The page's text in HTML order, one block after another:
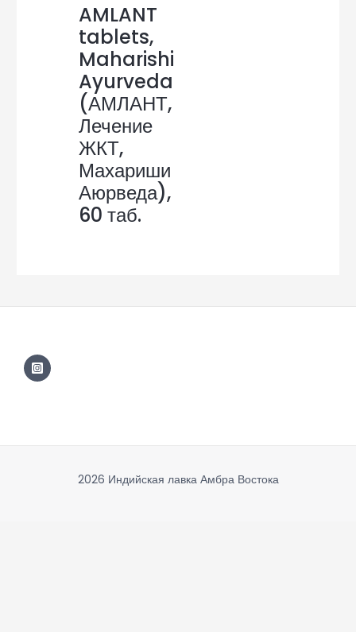
AMLANT
tablets,
Maharishi
Ayurveda
(АМЛАНТ,
Лечение
ЖКТ,
Махариши
Аюрведа),
60 таб.
2026 Индийская лавка Амбра Востока